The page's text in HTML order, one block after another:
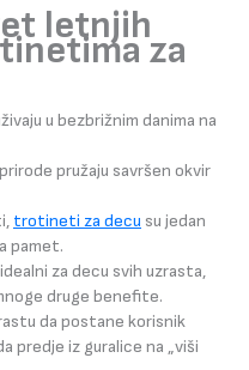
letnjih
za
u bezbrižnim danima na
pružaju savršen okvir
trotineti za decu su jedan
pamet.
za decu svih uzrasta,
druge benefite.
da postane korisnik
predje iz guralice na „viši